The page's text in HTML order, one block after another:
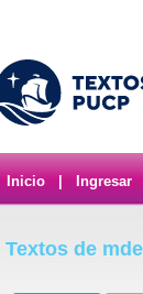
Inicio Ingresar
Textos de